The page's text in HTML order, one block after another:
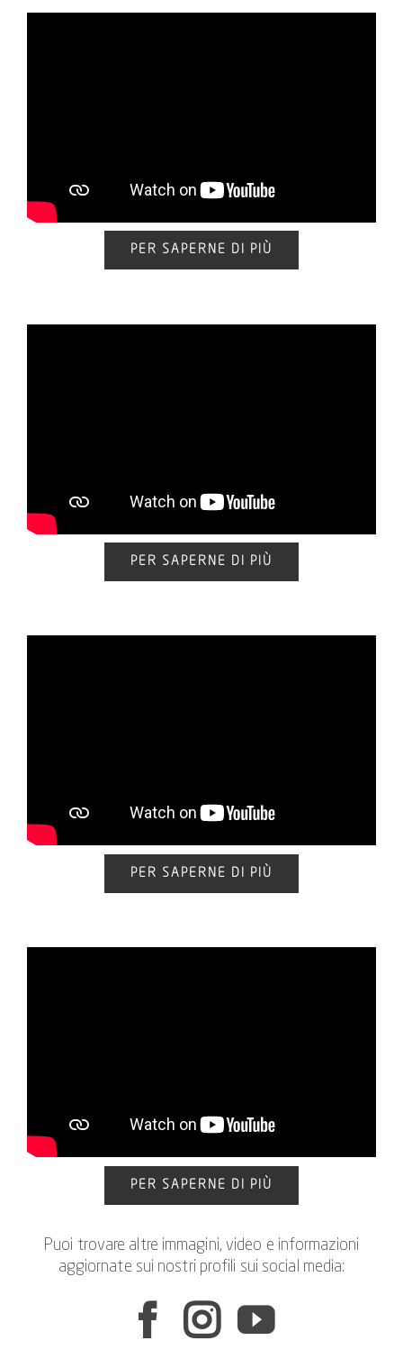
PER SAPERNE DI PIÙ
PER SAPERNE DI PIÙ
PER SAPERNE DI PIÙ
PER SAPERNE DI PIÙ
Puoi trovare altre immagini, video e informazioni
aggiornate sui nostri profili sui social media: